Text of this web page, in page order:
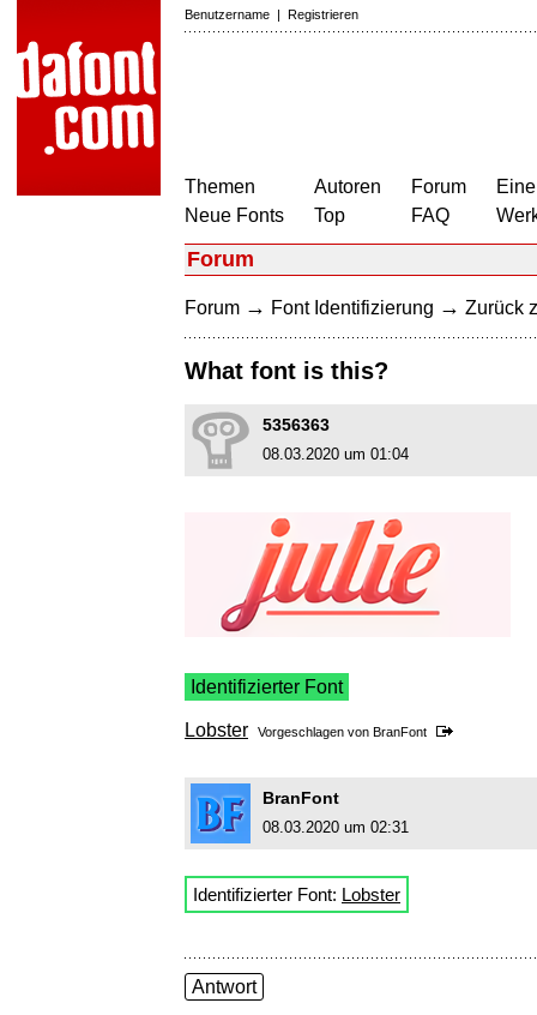
Benutzername | Registrieren
Themen
Neue Fonts
Autoren
Top
Forum
FAQ
Forum
Forum → Font Identifizierung → Zurück
What font is this?
5356363
08.03.2020 um 01:04
Identifizierter Font
Lobster Vorgeschlagen von BranFont
BranFont
08.03.2020 um 02:31
Identifizierter Font: Lobster
Antwort